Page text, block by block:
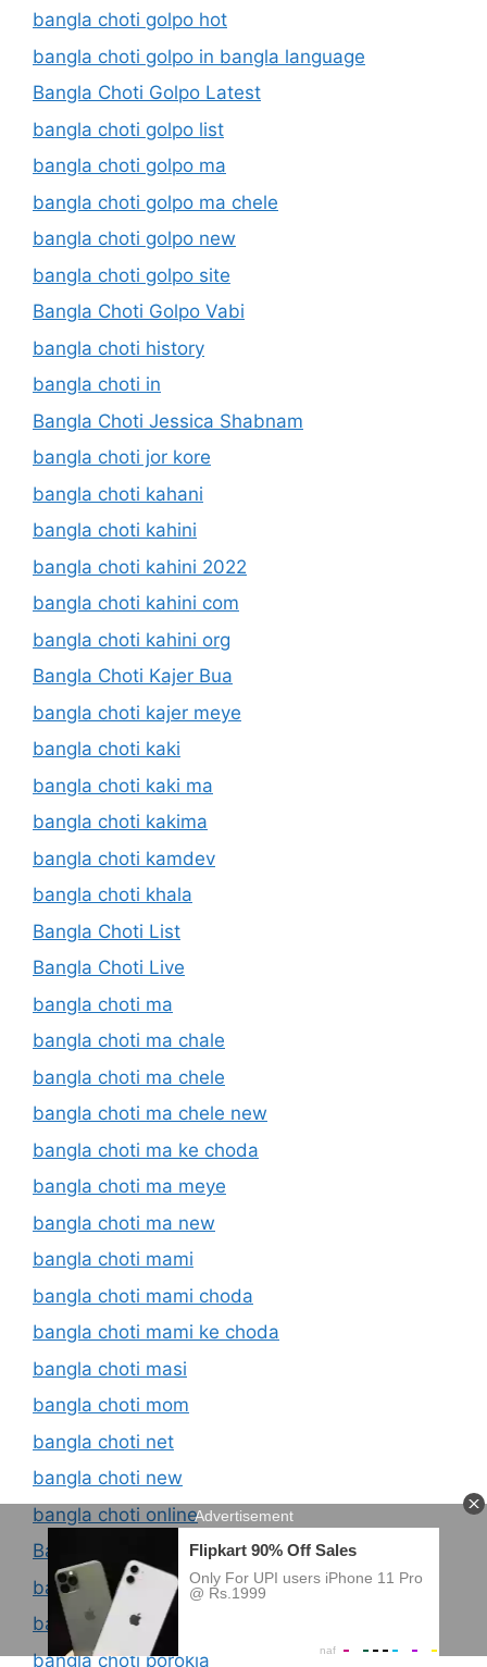
bangla choti golpo hot
bangla choti golpo in bangla language
Bangla Choti Golpo Latest
bangla choti golpo list
bangla choti golpo ma
bangla choti golpo ma chele
bangla choti golpo new
bangla choti golpo site
Bangla Choti Golpo Vabi
bangla choti history
bangla choti in
Bangla Choti Jessica Shabnam
bangla choti jor kore
bangla choti kahani
bangla choti kahini
bangla choti kahini 2022
bangla choti kahini com
bangla choti kahini org
Bangla Choti Kajer Bua
bangla choti kajer meye
bangla choti kaki
bangla choti kaki ma
bangla choti kakima
bangla choti kamdev
bangla choti khala
Bangla Choti List
Bangla Choti Live
bangla choti ma
bangla choti ma chale
bangla choti ma chele
bangla choti ma chele new
bangla choti ma ke choda
bangla choti ma meye
bangla choti ma new
bangla choti mami
bangla choti mami choda
bangla choti mami ke choda
bangla choti masi
bangla choti mom
bangla choti net
bangla choti new
bangla choti online
Bangla Choti Panu
bangla choti panu golpo
bangla choti pisi
bangla choti porokia